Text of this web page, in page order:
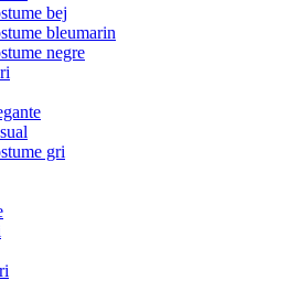
bej
bleumarin
negre
gri